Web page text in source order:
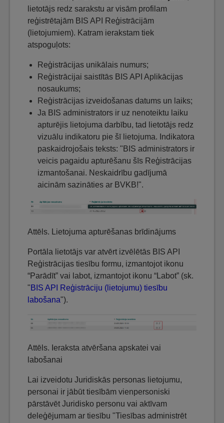
lietotājs redz sarakstu ar visām profilam
reģistrētajām BIS API Reģistrācijām
(lietojumiem). Katram ierakstam tiek
atspoguļots:
Reģistrācijas unikālais numurs;
Reģistrācijai saistītās BIS API Aplikācijas
nosaukums;
Reģistrācijas izveidošanas datums un laiks;
Ja BIS administrators ir uz nenoteiktu laiku
apturējis lietojuma darbību, tad lietotājs redz
vizuālu indikatoru pie šī lietojuma. Indikatora
paskaidrojošais teksts: "BIS administrators ir
veicis pagaidu apturēšanu šīs Reģistrācijas
izmantošanai. Neskaidrību gadījumā
aicinām sazināties ar BVKB!".
Attēls. Lietojuma apturēšanas brīdinājums
Portāla lietotājs var atvērt izvēlētās BIS API
Reģistrācijas tiesību formu, izmantojot ikonu
“Parādīt” vai labot, izmantojot ikonu “Labot” (sk.
" BIS API Reģistrāciju (lietojumu) tiesību
labošana").
Attēls. Ieraksta atvēršana apskatei vai
labošanai
Lai izveidotu Juridiskās personas lietojumu,
personai ir jābūt tiesībām vienpersoniski
pārstāvēt Juridisko personu vai aktīvam
deleģējumam ar tiesību "Tiesības administrēt